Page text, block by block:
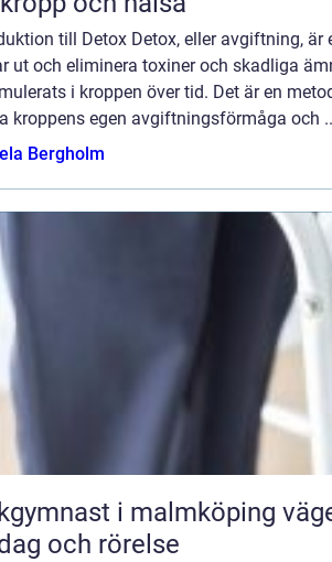
till Detox Detox, eller avgiftning, är
ut och eliminera toxiner och skadliga
i kroppen över tid. Det är en
kroppens egen avgiftningsförmåga och
Bergholm
i malmköping vägen tillbaka till
och rörelse